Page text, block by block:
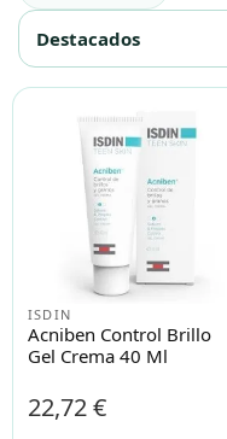
Bebé y mamá
Cabello
Productos
Mascotas
Protección solar
Higiene
Bebé y mamá
Cabello
Productos
Mascotas
Protección solar
Higiene
Destacados
ISDIN
Acniben Control Brillo
Gel Crema 40 Ml
22,72 €